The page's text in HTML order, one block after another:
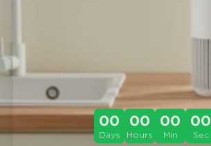
00
Days
00
Hours
00
Min
00
Sec